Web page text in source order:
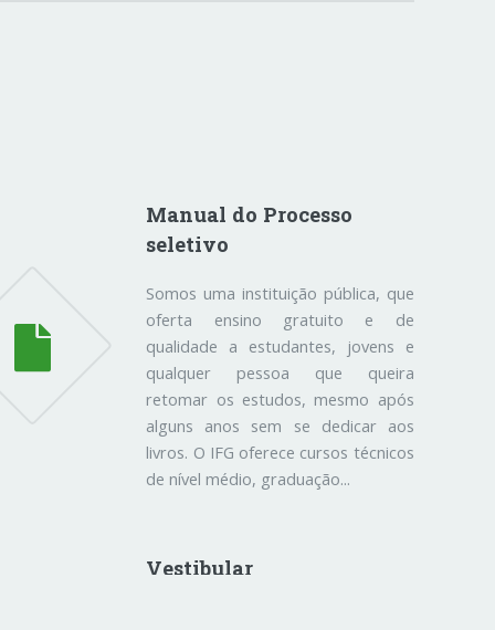
Manual do Processo
seletivo
Somos uma instituição pública, que
oferta ensino gratuito e de
qualidade a estudantes, jovens e
qualquer pessoa que queira
retomar os estudos, mesmo após
alguns anos sem se dedicar aos
livros. O IFG oferece cursos técnicos
de nível médio, graduação...
Vestibular